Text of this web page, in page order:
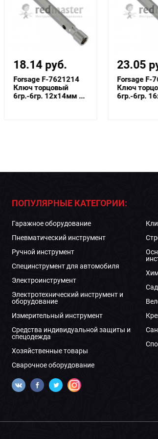
18.14 руб.
Forsage F-7621214
Ключ торцовый
6гр.-6гр. 12х14мм ...
23.05 руб.
Forsage F-
Ключ торцовый
6гр.-6гр.
ПОПУЛЯРНЫЕ КАТЕГОРИИ:
Гаражное оборудование
Пневматический инструмент
Ручной инструмент
Специнструмент для автомобиля
Электроинструмент
Электротехнический инструмент и
оборудование
Измерительный инструмент
Средства индивидуальной защиты и
спецодежда
Хозяйственные товары
Сварочное оборудование